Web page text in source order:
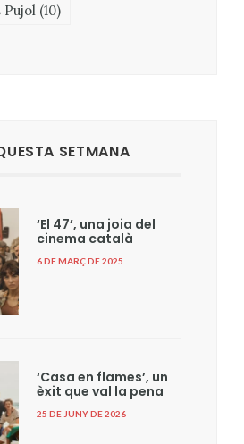
Pujol (10)
SETMANA
‘El 47’, una joia del
cinema català
6 DE MARÇ DE 2025
‘Casa en flames’, un
èxit que val la pena
25 DE JUNY DE 2026